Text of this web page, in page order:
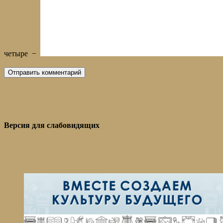
четыре −
Версия для слабовидящих